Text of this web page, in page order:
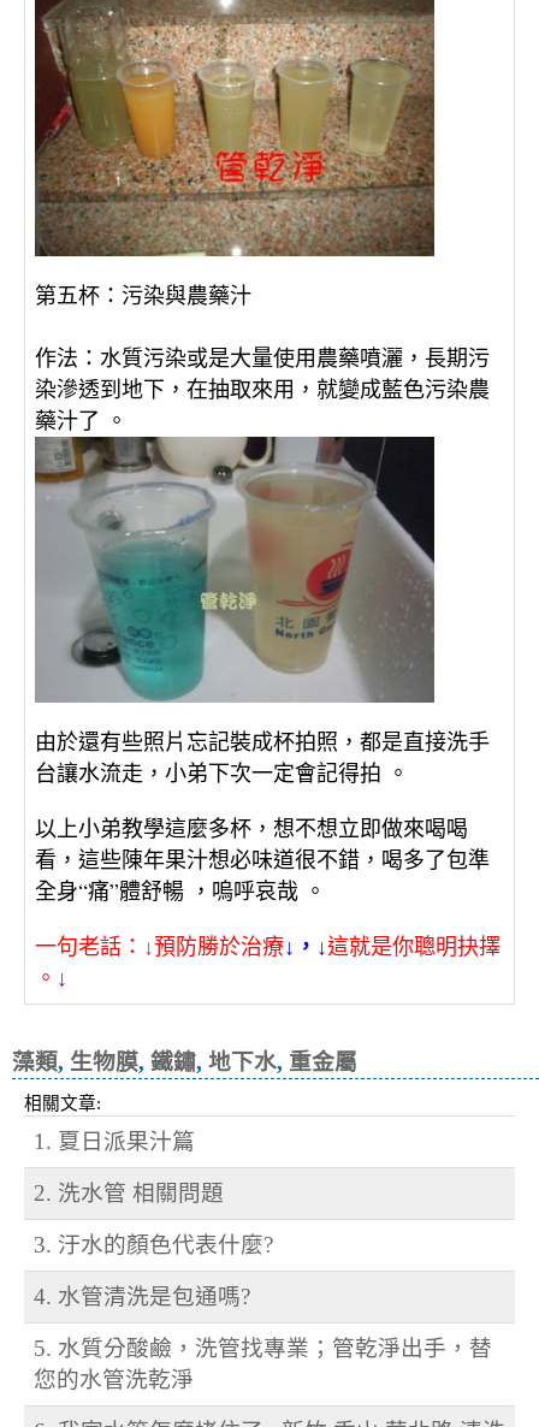
第五杯：污染與農藥汁
作法：水質污染或是大量使用農藥噴灑，長期污
染滲透到地下，在抽取來用，就變成藍色污染農
藥汁了 。
由於還有些照片忘記裝成杯拍照，都是直接洗手
台讓水流走，小弟下次一定會記得拍 。
以上小弟教學這麼多杯，想不想立即做來喝喝
看，這些陳年果汁想必味道很不錯，喝多了包準
全身“痛”體舒暢 ，嗚呼哀哉 。
一句老話： ↓預防勝於治療↓，↓這就是你聰明抉擇
。 ↓
藻類, 生物膜, 鐵鏽, 地下水, 重金屬
相關文章:
1. 夏日派果汁篇
2. 洗水管 相關問題
3. 汙水的顏色代表什麼?
4. 水管清洗是包通嗎?
5. 水質分酸鹼，洗管找專業；管乾淨出手，替
您的水管洗乾淨